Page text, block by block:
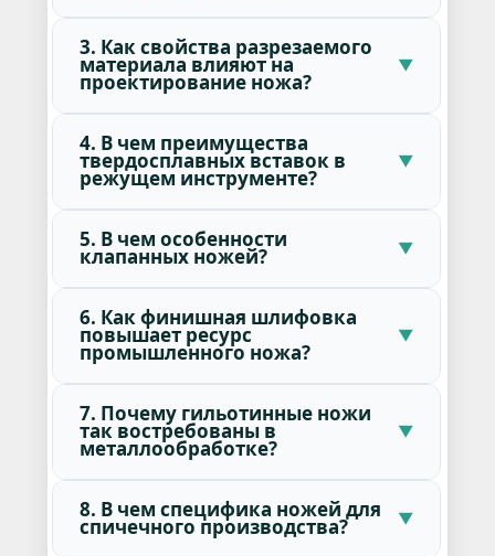
3. Как свойства разрезаемого
материала влияют на
проектирование ножа?
4. В чем преимущества
твердосплавных вставок в
режущем инструменте?
5. В чем особенности
клапанных ножей?
6. Как финишная шлифовка
повышает ресурс
промышленного ножа?
7. Почему гильотинные ножи
так востребованы в
металлообработке?
8. В чем специфика ножей для
спичечного производства?